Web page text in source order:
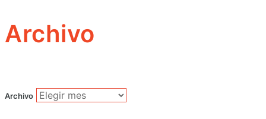
Archivo
Archivo